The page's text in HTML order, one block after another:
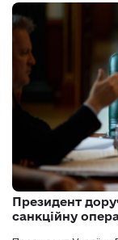
Президент
санкційну